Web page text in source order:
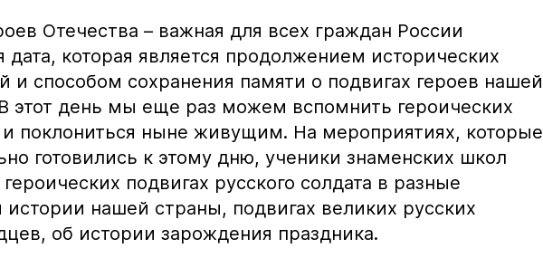
Отечества – важная для всех граждан России
дата, которая является продолжением исторических
и способом сохранения памяти о подвигах героев нашей
этот день мы еще раз можем вспомнить героических
и поклониться ныне живущим. На мероприятиях, которые
готовились к этому дню, ученики знаменских школ
подвигах русского солдата в разные
нашей страны, подвигах великих русских
об истории зарождения праздника.